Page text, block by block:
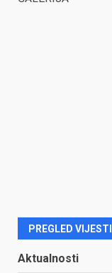
PREGLED VIJESTI
Aktualnosti